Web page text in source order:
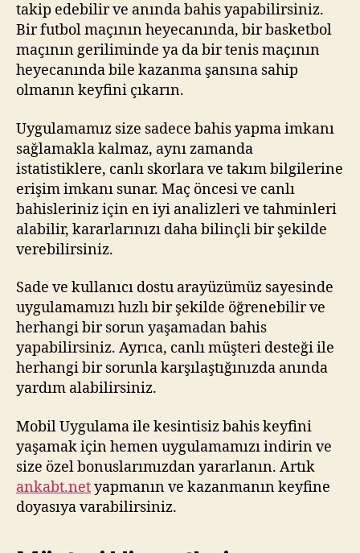
takip edebilir ve anında bahis yapabilirsiniz.
Bir futbol maçının heyecanında, bir basketbol
maçının geriliminde ya da bir tenis maçının
heyecanında bile kazanma şansına sahip
olmanın keyfini çıkarın.
Uygulamamız size sadece bahis yapma imkanı
sağlamakla kalmaz, aynı zamanda
istatistiklere, canlı skorlara ve takım bilgilerine
erişim imkanı sunar. Maç öncesi ve canlı
bahisleriniz için en iyi analizleri ve tahminleri
alabilir, kararlarınızı daha bilinçli bir şekilde
verebilirsiniz.
Sade ve kullanıcı dostu arayüzümüz sayesinde
uygulamamızı hızlı bir şekilde öğrenebilir ve
herhangi bir sorun yaşamadan bahis
yapabilirsiniz. Ayrıca, canlı müşteri desteği ile
herhangi bir sorunla karşılaştığınızda anında
yardım alabilirsiniz.
Mobil Uygulama ile kesintisiz bahis keyfini
yaşamak için hemen uygulamamızı indirin ve
size özel bonuslarımızdan yararlanın. Artık
ankabt.netyapmanın ve kazanmanın keyfine
doyasıya varabilirsiniz.